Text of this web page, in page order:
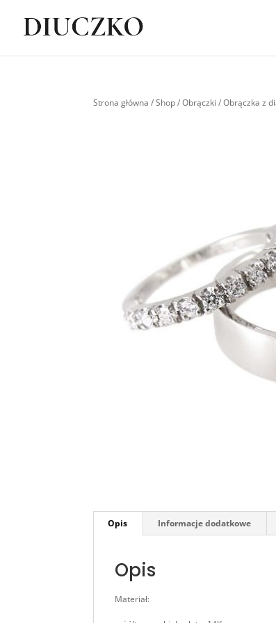
Strona główna /Shop/Obrączki / Obrączka z
Opis Informacje dodatkowe
Opis
Materiał: